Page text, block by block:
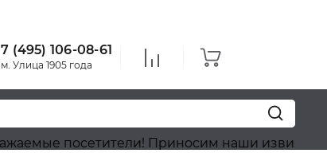
7 (495) 106-08-61
м. Улица 1905 года
Приносим наши извинения, на